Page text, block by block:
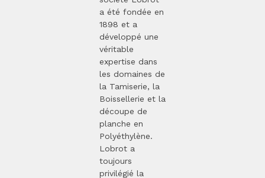
a été fondée en
1898 et a
développé une
véritable
expertise dans
les domaines de
la Tamiserie, la
Boissellerie et la
découpe de
planche en
Polyéthylène.
Lobrot a
toujours
privilégié la